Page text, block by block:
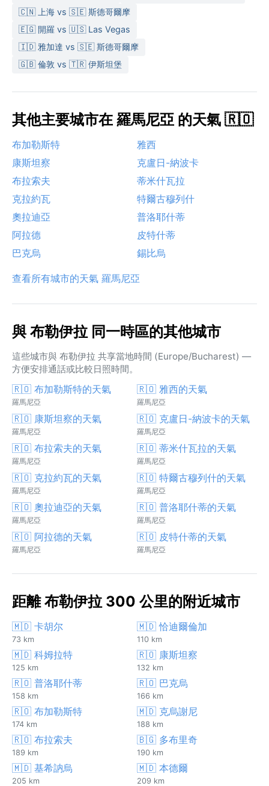
🇨🇳 上海 vs 🇸🇪 斯德哥爾摩
🇪🇬 開羅 vs 🇺🇸 Las Vegas
🇮🇩 雅加達 vs 🇸🇪 斯德哥爾摩
🇬🇧 倫敦 vs 🇹🇷 伊斯坦堡
其他主要城市在 羅馬尼亞 的天氣 🇷🇴
布加勒斯特
雅西
康斯坦察
克盧日-納波卡
布拉索夫
蒂米什瓦拉
克拉約瓦
特爾古穆列什
奧拉迪亞
普洛耶什蒂
阿拉德
皮特什蒂
巴克烏
錫比烏
查看所有城市的天氣 羅馬尼亞
與 布勒伊拉 同一時區的其他城市
這些城市與 布勒伊拉 共享當地時間 (Europe/Bucharest) —
方便安排通話或比較日照時間。
🇷🇴 布加勒斯特的天氣
羅馬尼亞
🇷🇴 雅西的天氣
羅馬尼亞
🇷🇴 康斯坦察的天氣
羅馬尼亞
🇷🇴 克盧日-納波卡的天氣
羅馬尼亞
🇷🇴 布拉索夫的天氣
羅馬尼亞
🇷🇴 蒂米什瓦拉的天氣
羅馬尼亞
🇷🇴 克拉約瓦的天氣
羅馬尼亞
🇷🇴 特爾古穆列什的天氣
羅馬尼亞
🇷🇴 奧拉迪亞的天氣
羅馬尼亞
🇷🇴 普洛耶什蒂的天氣
羅馬尼亞
🇷🇴 阿拉德的天氣
羅馬尼亞
🇷🇴 皮特什蒂的天氣
羅馬尼亞
距離 布勒伊拉 300 公里的附近城市
🇲🇩 卡胡尔
73 km
🇲🇩 恰迪爾倫加
110 km
🇲🇩 科姆拉特
125 km
🇷🇴 康斯坦察
132 km
🇷🇴 普洛耶什蒂
158 km
🇷🇴 巴克烏
166 km
🇷🇴 布加勒斯特
174 km
🇲🇩 克烏謝尼
188 km
🇷🇴 布拉索夫
189 km
🇧🇬 多布里奇
190 km
🇲🇩 基希訥烏
205 km
🇲🇩 本德爾
209 km